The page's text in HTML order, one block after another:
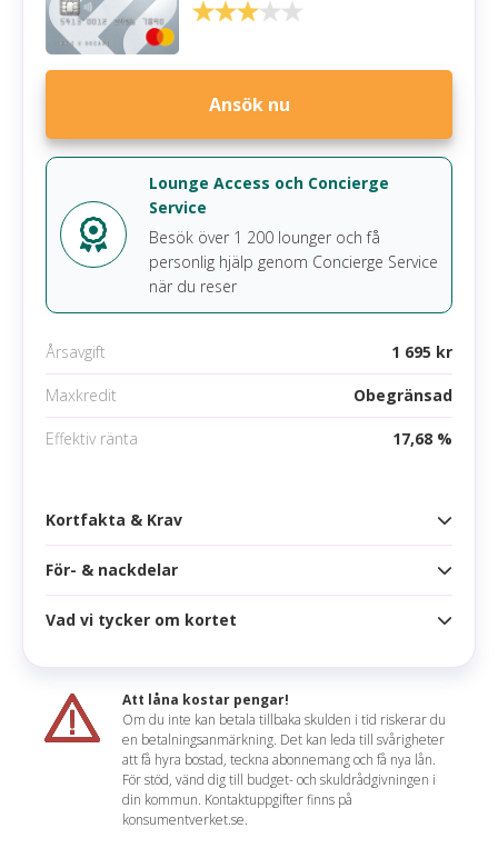
Påminnelseavgift
Förseningsavgift
Krav
Minst 18 år
Inkomst på minst 15 000 kr /mån
Inga betalningsanmärkningar
Mobila betalningsmetoder
Ansök nu
Lounge Access och Concierge
Service
Besök över 1 200 lounger och få
personlig hjälp genom Concierge Service
när du reser
Årsavgift 1 695 kr
Maxkredit Obegränsad
Effektiv ränta 17,68 %
Kortfakta & Krav
Kortfakta
Årsavgift
Ränta
Effektiv ränta
17,68 %
Räntefritt
45 dagar
Korttyp
För- & nackdelar
Fördelar
Obegränsad kredit
Concierge Service
Lounge Access
Flera bra försäkringar ingår
Vad vi tycker om kortet
Mathilda sammanfattar
Eurocard Platinum är ett relativt bra kreditkort för
dig som vill spendera mycket, detta eftersom
Att låna kostar pengar!
Om du inte kan betala tillbaka skulden i tid riskerar du
en betalningsanmärkning. Det kan leda till svårigheter
att få hyra bostad, teckna abonnemang och få nya lån.
För stöd, vänd dig till budget- och skuldrådgivningen i
din kommun. Kontaktuppgifter finns på
konsumentverket.se.